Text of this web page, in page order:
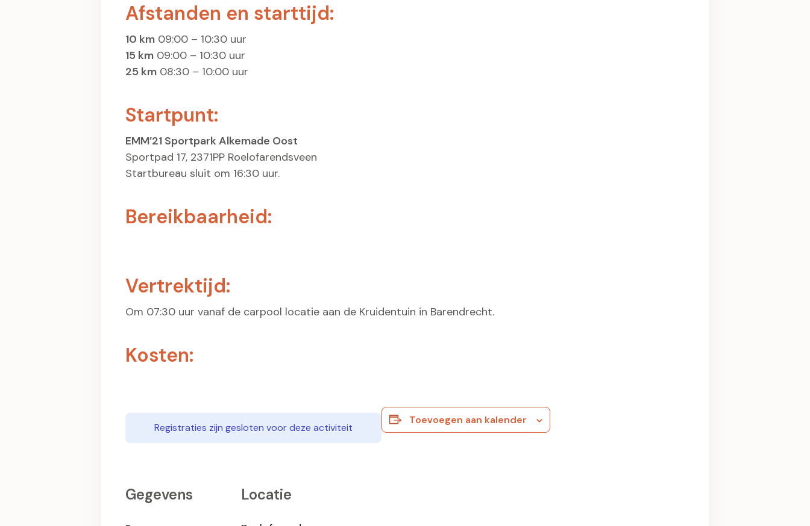
Afstanden en starttijd:
10 km 09:00 – 10:30 uur
15 km 09:00 – 10:30 uur
25 km 08:30 – 10:00 uur
Startpunt:
EMM’21 Sportpark Alkemade Oost
Sportpad 17, 2371PP Roelofarendsveen
Startbureau sluit om 16:30 uur.
Bereikbaarheid:
Vertrektijd:
Om 07:30 uur vanaf de carpool locatie aan de Kruidentuin in Barendrecht.
Kosten:
Registraties zijn gesloten voor deze activiteit
Toevoegen aan kalender
Gegevens Locatie